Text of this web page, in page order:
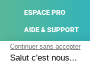
ESPACE PRO
AIDE & SUPPORT
ACTUALITÉS